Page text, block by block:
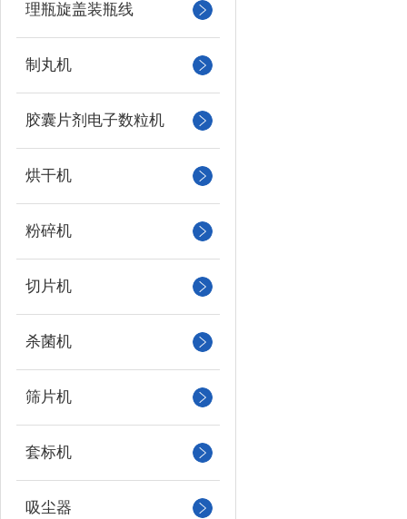
理瓶旋盖装瓶线
制丸机
胶囊片剂电子数粒机
烘干机
粉碎机
切片机
杀菌机
筛片机
套标机
吸尘器